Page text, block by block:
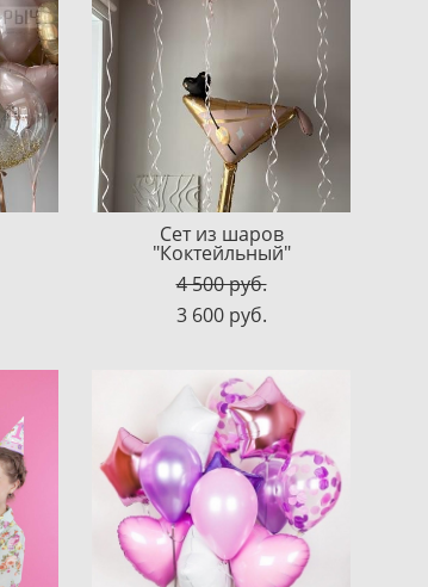
Сет из шаров
"Коктейльный"
4 500 pуб.
3 600 pуб.